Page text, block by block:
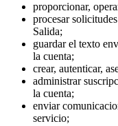
proporcionar,
procesar
Salida;
guardar el texto
la cuenta;
crear, autenticar,
administrar
la cuenta;
enviar
servicio;